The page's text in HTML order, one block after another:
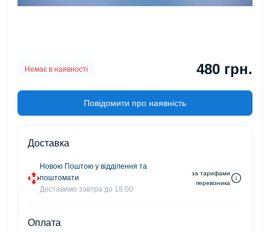
Немає в наявності 480 грн.
Повідомити про наявність
Доставка
Новою Поштою у відділення та
поштомати
Доставимо завтра до 18:00
за тарифами
перевізника
Оплата